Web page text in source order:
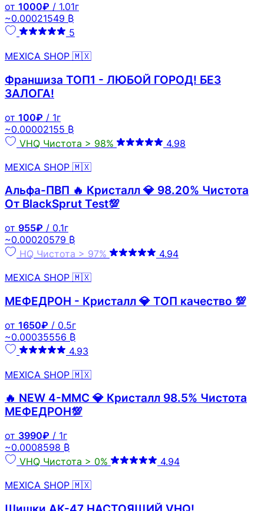
от 1000₽ / 1.01г
~0.00021549 ₿
5
MEXICA SHOP 🇲🇽
Франшиза ТОП1 - ЛЮБОЙ ГОРОД! БЕЗ
ЗАЛОГА!
от 100₽ / 1г
~0.00002155 ₿
VHQ Чистота > 98%
4.98
MEXICA SHOP 🇲🇽
Альфа-ПВП 🔥 Кристалл 💎 98.20% Чистота
От BlackSprut Test💯
от 955₽ / 0.1г
~0.00020579 ₿
HQ Чистота > 97%
4.94
MEXICA SHOP 🇲🇽
МЕФЕДРОН - Кристалл 💎 ТОП качество 💯
от 1650₽ / 0.5г
~0.00035556 ₿
4.93
MEXICA SHOP 🇲🇽
🔥 NEW 4-MMC 💎 Кристалл 98.5% Чистота
МЕФЕДРОН💯
от 3990₽ / 1г
~0.0008598 ₿
VHQ Чистота > 0%
4.94
MEXICA SHOP 🇲🇽